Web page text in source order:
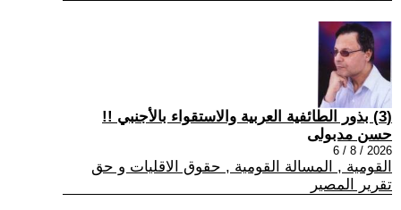
(3) بذور الطائفية العربية والاستقواء بالأجنبي !!
حسن مدبولى
2026 / 8 / 6
القومية , المسالة القومية , حقوق الاقليات و حق
تقرير المصير